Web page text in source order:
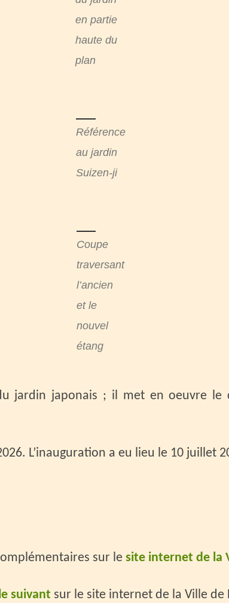
en partie
haute du
plan
Référence
au jardin
Suizen-ji
Coupe
traversant
l’ancien
et le
nouvel
étang
jardin japonais ; il met en oeuvre le
L’inauguration a eu lieu le 10 juillet
sur le site internet de la
suivant sur le site internet de la Ville de